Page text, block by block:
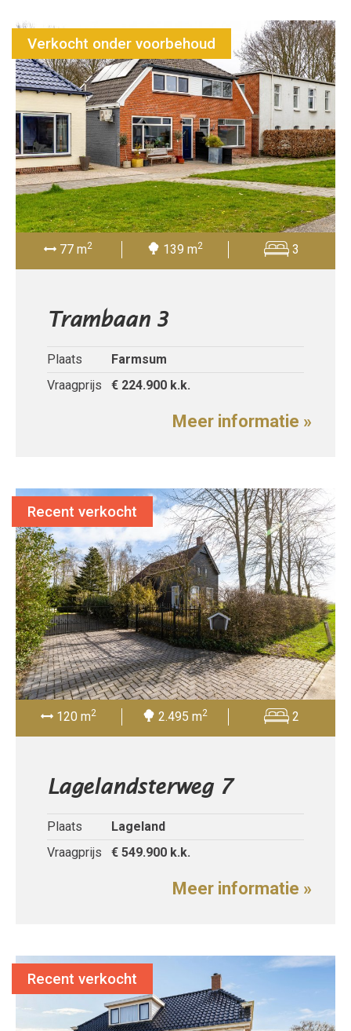
77 m2 139 m2 3
Trambaan 3
Plaats
Farmsum
Vraagprijs
€ 224.900 k.k.
Meer informatie »
Verkocht onder voorbehoud
120 m2 2.495 m2 2
Lagelandsterweg 7
Plaats
Lageland
Vraagprijs
€ 549.900 k.k.
Meer informatie »
Recent verkocht
Recent verkocht